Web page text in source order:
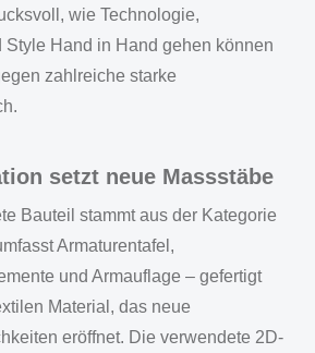
wie Technologie,
Style Hand in Hand gehen können
zahlreiche starke
setzt neue Massstäbe
Bauteil stammt aus der Kategorie
Armaturentafel,
und Armauflage – gefertigt
Material, das neue
eröffnet. Die verwendete 2D-